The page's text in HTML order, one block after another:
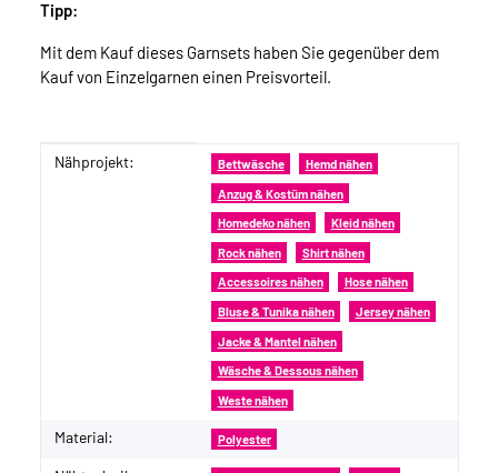
Tipp:
Mit dem Kauf dieses Garnsets haben Sie gegenüber dem
Kauf von Einzelgarnen einen Preisvorteil.
Produkteigenschaft
Wert
Nähprojekt: Bettwäsche Hemd nähen
Anzug & Kostüm nähen
Homedeko nähen Kleid nähen
Rock nähen Shirt nähen
Accessoires nähen Hose nähen
Bluse & Tunika nähen Jersey nähen
Jacke & Mantel nähen
Wäsche & Dessous nähen
Weste nähen
Material: Polyester